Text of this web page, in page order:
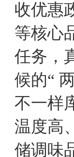
收优惠
等核心
任务，
候的“
不一样
温度高
储调味